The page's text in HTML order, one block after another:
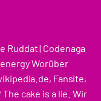
Ruddat | Codenaga
Worüber
Fansite,
cake is a lie. Wir